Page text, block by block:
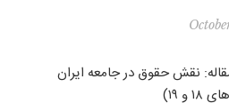
نقش حقوق در جامعه ایران
و ۱۹)